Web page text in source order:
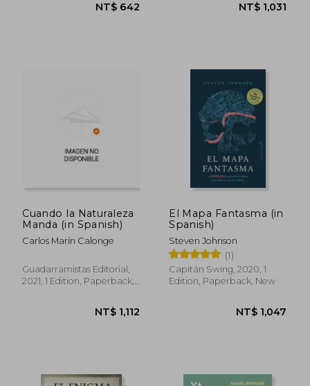
Cuando la Naturaleza
Manda (in Spanish)
Carlos Marín Calonge
Guadarramistas Editorial,
2021, 1 Edition, Paperback,
El Mapa Fantasma (in
Spanish)
Steven Johnson
(1)
Capitán Swing, 2020, 1
Edition, Paperback, New